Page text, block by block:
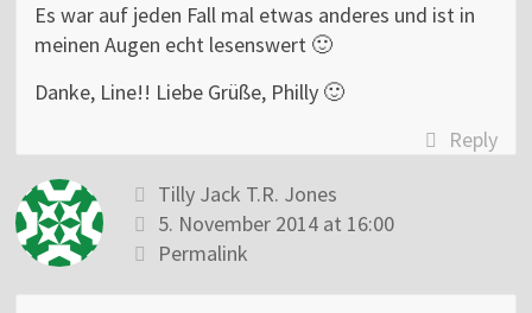
Es war auf jeden Fall mal etwas anderes und ist in
meinen Augen echt lesenswert 🙂
Danke, Line!! Liebe Grüße, Philly 🙂
Reply
Tilly Jack T.R. Jones
5. November 2014 at 16:00
Permalink